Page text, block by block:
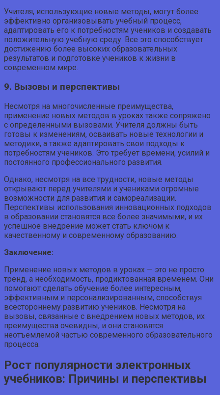
Учителя, использующие новые методы, могут более
эффективно организовывать учебный процесс,
адаптировать его к потребностям учеников и создавать
положительную учебную среду. Все это способствует
достижению более высоких образовательных
результатов и подготовке учеников к жизни в
современном мире.
9. Вызовы и перспективы
Несмотря на многочисленные преимущества,
применение новых методов в уроках также сопряжено
с определенными вызовами. Учителя должны быть
готовы к изменениям, осваивать новые технологии и
методики, а также адаптировать свои подходы к
потребностям учеников. Это требует времени, усилий и
постоянного профессионального развития.
Однако, несмотря на все трудности, новые методы
открывают перед учителями и учениками огромные
возможности для развития и самореализации.
Перспективы использования инновационных подходов
в образовании становятся все более значимыми, и их
успешное внедрение может стать ключом к
качественному и современному образованию.
Заключение:
Применение новых методов в уроках — это не просто
тренд, а необходимость, продиктованная временем. Они
помогают сделать обучение более интересным,
эффективным и персонализированным, способствуя
всестороннему развитию учеников. Несмотря на
вызовы, связанные с внедрением новых методов, их
преимущества очевидны, и они становятся
неотъемлемой частью современного образовательного
процесса.
Рост популярности электронных
учебников: Причины и перспективы